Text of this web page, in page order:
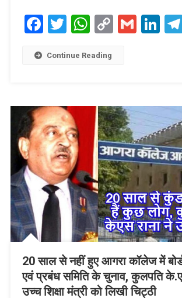
Facebook
Twitter
WhatsApp
Copy
Continue Reading
20 साल से नहीं हुए आगरा कॉलेज में
एवं प्रबंध समिति के चुनाव, कुलपति
उच्च शिक्षा मंत्री को लिखी चिट्ठी